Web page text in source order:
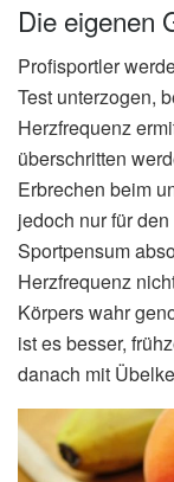
Die eigenen
Profisportler
Test unterzogen,
Herzfrequenz
überschritten
Erbrechen beim
jedoch nur für
Sportpensum
Herzfrequenz
Körpers wahr
ist es besser,
danach mit